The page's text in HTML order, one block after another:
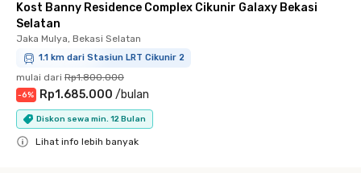
Kost Banny Residence Complex Cikunir Galaxy Bekasi
Selatan
Jaka Mulya, Bekasi Selatan
1.1 km dari Stasiun LRT Cikunir 2
mulai dari Rp1.800.000
-6% Rp1.685.000 /bulan
Diskon sewa min. 12 Bulan
Lihat info lebih banyak